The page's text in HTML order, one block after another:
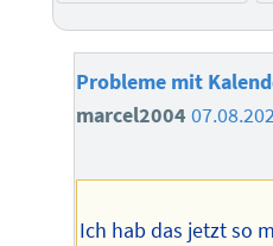
Probleme mit
marcel2004
Ich hab das jetzt so